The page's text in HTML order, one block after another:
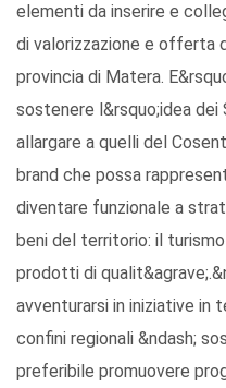
elementi da inserire e
di valorizzazione e
provincia di Matera.
sostenere l&rsquo;idea
allargare a quelli del
brand che possa
diventare funzionale a
beni del territorio: il
prodotti di
avventurarsi in iniziative in
confini regionali &ndash;
preferibile promuovere